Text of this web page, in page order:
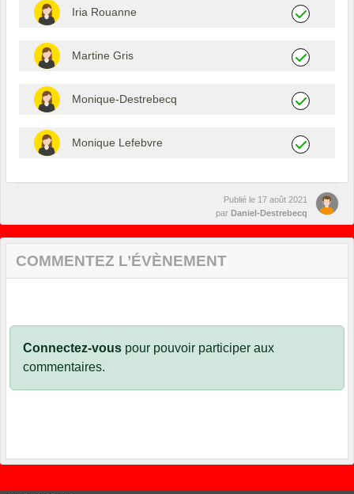
Iria Rouanne
Martine Gris
Monique-Destrebecq
Monique Lefebvre
Publié le 17 août 2021
par Daniel-Destrebecq
COMMENTEZ L’ÉVÈNEMENT
Connectez-vous pour pouvoir participer aux
commentaires.